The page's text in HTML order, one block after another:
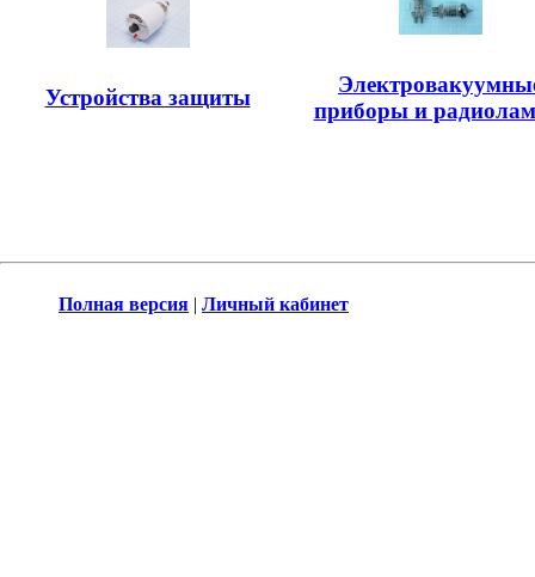
Устройства защиты
приборы и
Полная версия | Личный кабинет